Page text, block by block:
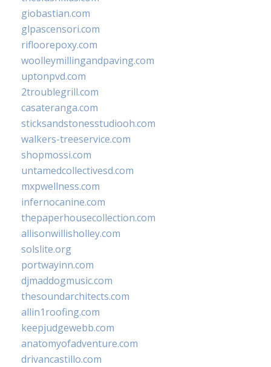
giobastian.com
glpascensori.com
rifloorepoxy.com
woolleymillingandpaving.com
uptonpvd.com
2troublegrill.com
casateranga.com
sticksandstonesstudiooh.com
walkers-treeservice.com
shopmossi.com
untamedcollectivesd.com
mxpwellness.com
infernocanine.com
thepaperhousecollection.com
allisonwillisholley.com
solslite.org
portwayinn.com
djmaddogmusic.com
thesoundarchitects.com
allin1roofing.com
keepjudgewebb.com
anatomyofadventure.com
drivancastillo.com